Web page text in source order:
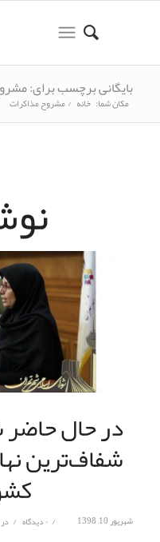
بایگانی برچسب برای:
مکان شما: خانه /مشروح مذاکرات
در حال حاضر
شفاف‌ترین
شهریور 10, 1398 / ۰ دیدگاه / در